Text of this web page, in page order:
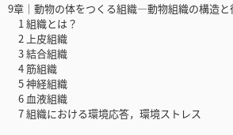
9章｜動物の体をつくる組織―動物組織の構造と
1 組織とは？
2 上皮組織
3 結合組織
4 筋組織
5 神経組織
6 血液組織
7 組織における環境応答，環境ストレス